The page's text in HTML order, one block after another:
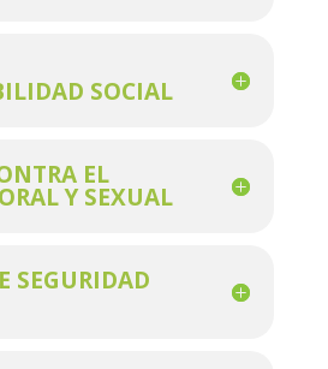
SOCIAL
EL
Y SEXUAL
SEGURIDAD